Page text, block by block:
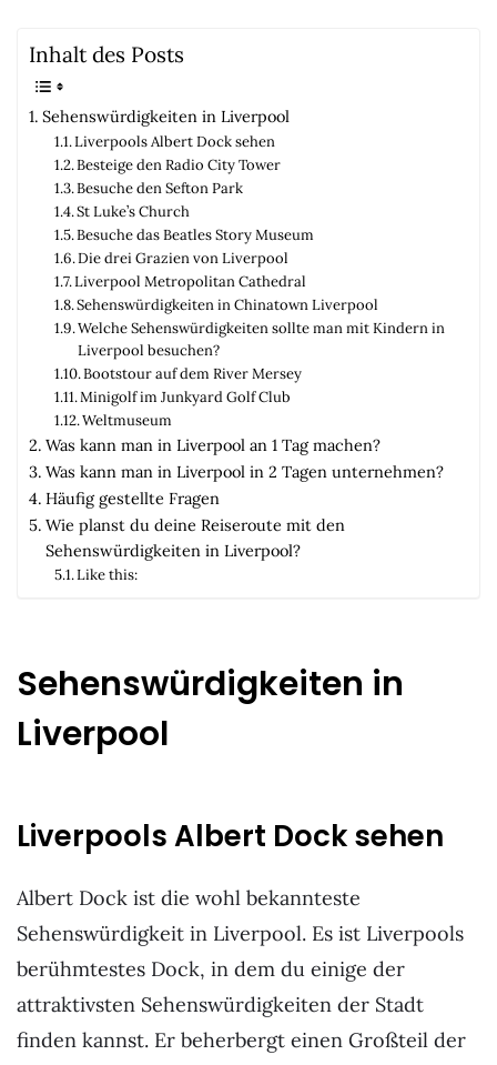
Inhalt des Posts
Sehenswürdigkeiten in Liverpool
Liverpools Albert Dock sehen
Besteige den Radio City Tower
Besuche den Sefton Park
St Luke’s Church
Besuche das Beatles Story Museum
Die drei Grazien von Liverpool
Liverpool Metropolitan Cathedral
Sehenswürdigkeiten in Chinatown Liverpool
Welche Sehenswürdigkeiten sollte man mit Kindern in
Liverpool besuchen?
Bootstour auf dem River Mersey
Minigolf im Junkyard Golf Club
Weltmuseum
Was kann man in Liverpool an 1 Tag machen?
Was kann man in Liverpool in 2 Tagen unternehmen?
Häufig gestellte Fragen
Wie planst du deine Reiseroute mit den
Sehenswürdigkeiten in Liverpool?
Like this:
Sehenswürdigkeiten in
Liverpool
Liverpools Albert Dock sehen
Albert Dock ist die wohl bekannteste
Sehenswürdigkeit in Liverpool. Es ist Liverpools
berühmtestes Dock, in dem du einige der
attraktivsten Sehenswürdigkeiten der Stadt
finden kannst. Er beherbergt einen Großteil der